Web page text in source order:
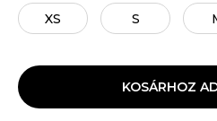
XS S
KOSÁRHOZ